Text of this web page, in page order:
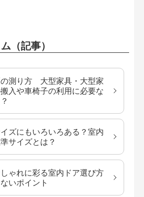
（記事）
の測り方 大型家具・大型家
入や車椅子の利用に必要な
イズにもいろいろある？室内
サイズとは？
ゃれに彩る室内ドア選び方
いポイント